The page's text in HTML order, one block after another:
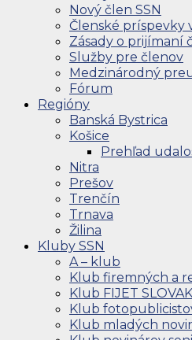
Nový člen SSN
Členské príspevky
Zásady o prijímaní
Služby pre členov
Medzinárodný
Fórum
Regióny
Banská Bystrica
Košice
Prehľad
Nitra
Prešov
Trenčín
Trnava
Žilina
Kluby SSN
A – klub
Klub firemných a
Klub FIJET
Klub
Klub mladých